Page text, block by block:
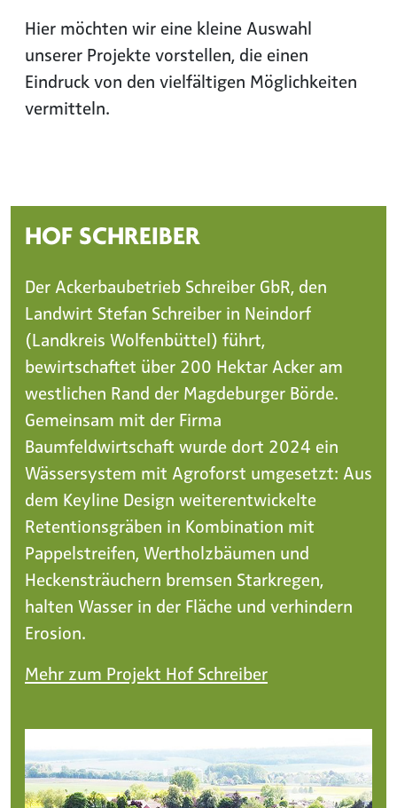
Hier möchten wir eine kleine Auswahl
unserer Projekte vorstellen, die einen
Eindruck von den vielfältigen Möglichkeiten
vermitteln.
HOF SCHREIBER
Der Ackerbaubetrieb Schreiber GbR, den
Landwirt Stefan Schreiber in Neindorf
(Landkreis Wolfenbüttel) führt,
bewirtschaftet über 200 Hektar Acker am
westlichen Rand der Magdeburger Börde.
Gemeinsam mit der Firma
Baumfeldwirtschaft wurde dort 2024 ein
Wässersystem mit Agroforst umgesetzt: Aus
dem Keyline Design weiterentwickelte
Retentionsgräben in Kombination mit
Pappelstreifen, Wertholzbäumen und
Heckensträuchern bremsen Starkregen,
halten Wasser in der Fläche und verhindern
Erosion.
Mehr zum Projekt Hof Schreiber